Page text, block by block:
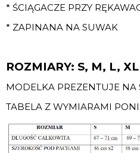
* ŚCIĄGACZE PRZY
* ZAPINANA NA SUWAK
ROZMIARY: S, M, L,
MODELKA PREZENTUJE NA
TABELA Z WYMIARAMI